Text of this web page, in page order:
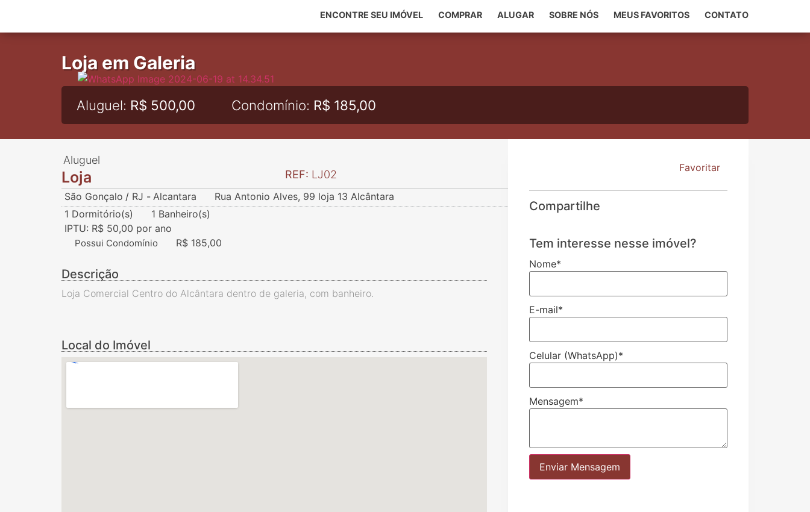
ENCONTRE SEU IMÓVEL COMPRAR ALUGAR SOBRE NÓS MEUS FAVORITOS CONTATO
Loja em Galeria
Aluguel: R$ 500,00 Condomínio: R$ 185,00
Aluguel
Loja REF: LJ02
São Gonçalo / RJ - Alcantara
Rua Antonio Alves, 99 loja 13 Alcântara
1 Dormitório(s)
1 Banheiro(s)
IPTU: R$ 50,00 por ano
Possui Condomínio R$ 185,00
Descrição
Loja Comercial Centro do Alcântara dentro de galeria, com banheiro.
Local do Imóvel
Favoritar
Compartilhe
Tem interesse nesse imóvel?
Nome*
E-mail*
Celular (WhatsApp)*
Mensagem*
Enviar Mensagem